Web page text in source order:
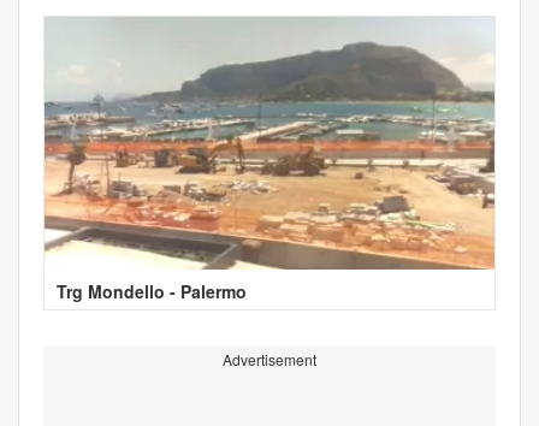
Trg Mondello - Palermo
Advertisement